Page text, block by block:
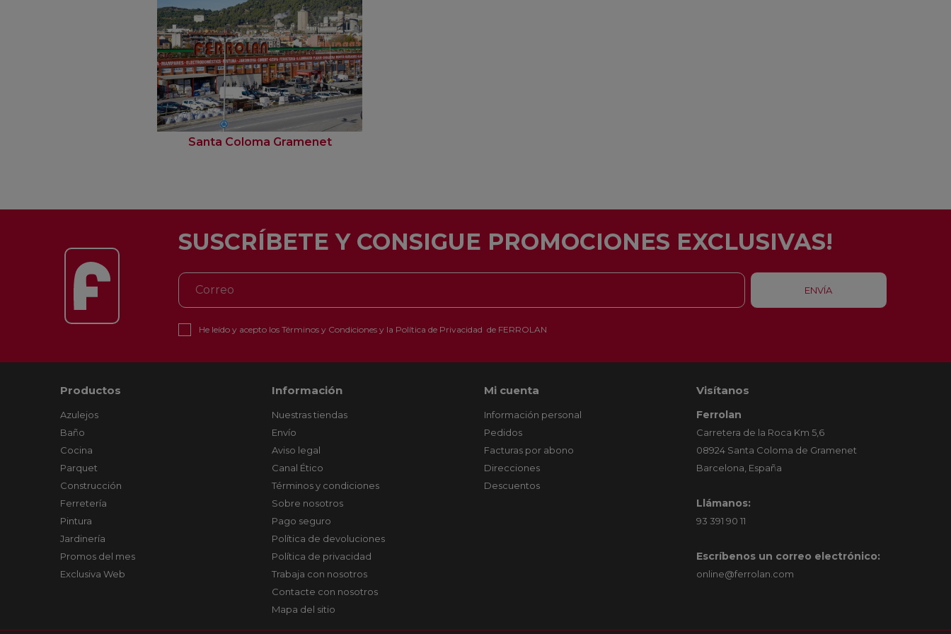
Santa Coloma Gramenet
SUSCRÍBETE Y CONSIGUE PROMOCIONES EXCLUSIVAS!
He leído y acepto los Términos y Condicionesy la Política de Privacidad de FERROLAN
Productos
Azulejos
Baño
Cocina
Parquet
Construcción
Ferretería
Pintura
Jardinería
Promos del mes
Exclusiva Web
Información
Nuestras tiendas
Envío
Aviso legal
Canal Ético
Términos y condiciones
Sobre nosotros
Pago seguro
Política de devoluciones
Política de privacidad
Trabaja con nosotros
Contacte con nosotros
Mapa del sitio
Mi cuenta
Información personal
Pedidos
Facturas por abono
Direcciones
Descuentos
Visítanos
Ferrolan
Carretera de la Roca Km 5,6
08924 Santa Coloma de Gramenet
Barcelona, España
Llámanos:
93 391 90 11
Escríbenos un correo electrónico:
online@ferrolan.com